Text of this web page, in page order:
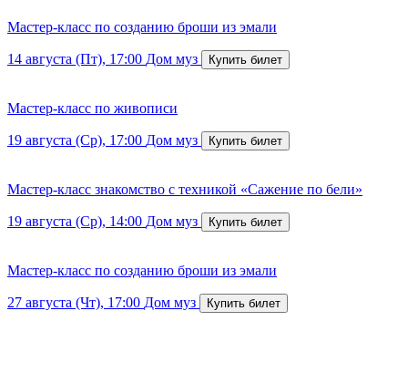
Мастер-класс по созданию броши из эмали
14 августа (Пт), 17:00 Дом муз
Мастер-класс по живописи
19 августа (Ср), 17:00 Дом муз
Мастер-класс знакомство с техникой «Сажение по бели»
19 августа (Ср), 14:00 Дом муз
Мастер-класс по созданию броши из эмали
27 августа (Чт), 17:00 Дом муз